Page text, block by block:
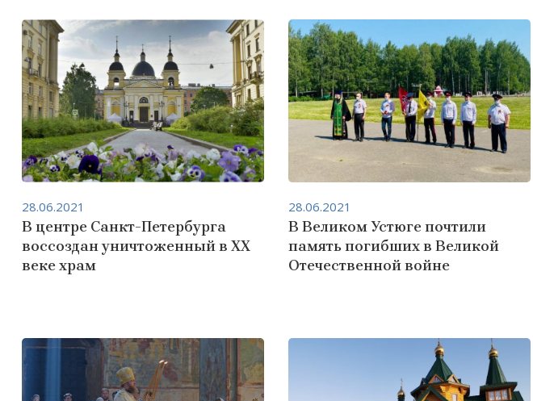
В центре Санкт-Петербурга
воссоздан уничтоженный в XX
веке храм
28.06.2021
В Великом Устюге почтили
память погибших в Великой
Отечественной войне
28.06.2021